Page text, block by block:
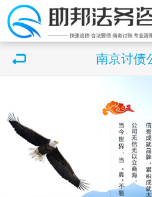
南京讨债